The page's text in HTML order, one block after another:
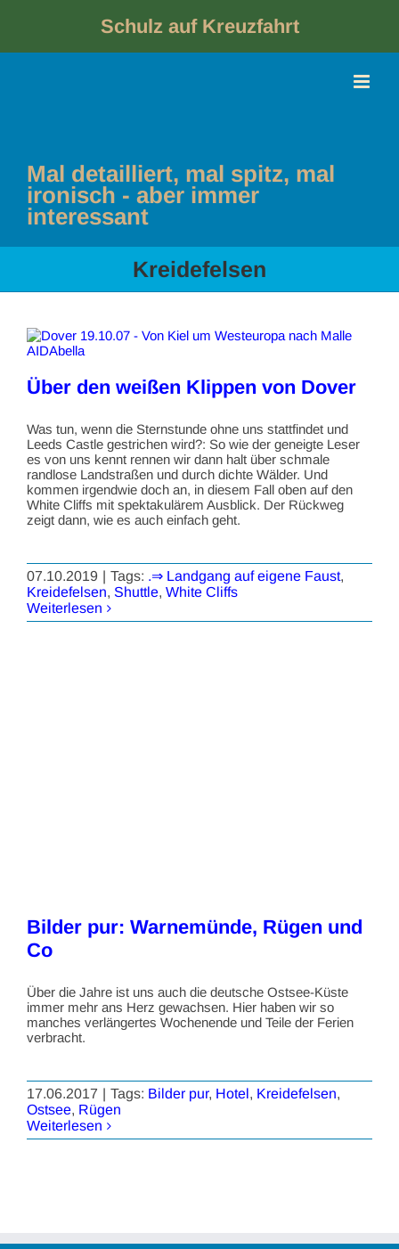
Schulz auf Kreuzfahrt
Mal detailliert, mal spitz, mal
ironisch - aber immer
interessant
Kreidefelsen
Über den weißen Klippen von Dover
Was tun, wenn die Sternstunde ohne uns stattfindet und
Leeds Castle gestrichen wird?: So wie der geneigte Leser
es von uns kennt rennen wir dann halt über schmale
randlose Landstraßen und durch dichte Wälder. Und
kommen irgendwie doch an, in diesem Fall oben auf den
White Cliffs mit spektakulärem Ausblick. Der Rückweg
zeigt dann, wie es auch einfach geht.
07.10.2019 Tags: .⇒ Landgang auf eigene Faust,
Kreidefelsen, Shuttle, White Cliffs
Weiterlesen
Bilder pur: Warnemünde, Rügen und
Co
Über die Jahre ist uns auch die deutsche Ostsee-Küste
immer mehr ans Herz gewachsen. Hier haben wir so
manches verlängertes Wochenende und Teile der Ferien
verbracht.
17.06.2017 | Tags: Bilder pur, Hotel, Kreidefelsen,
Ostsee, Rügen
Weiterlesen